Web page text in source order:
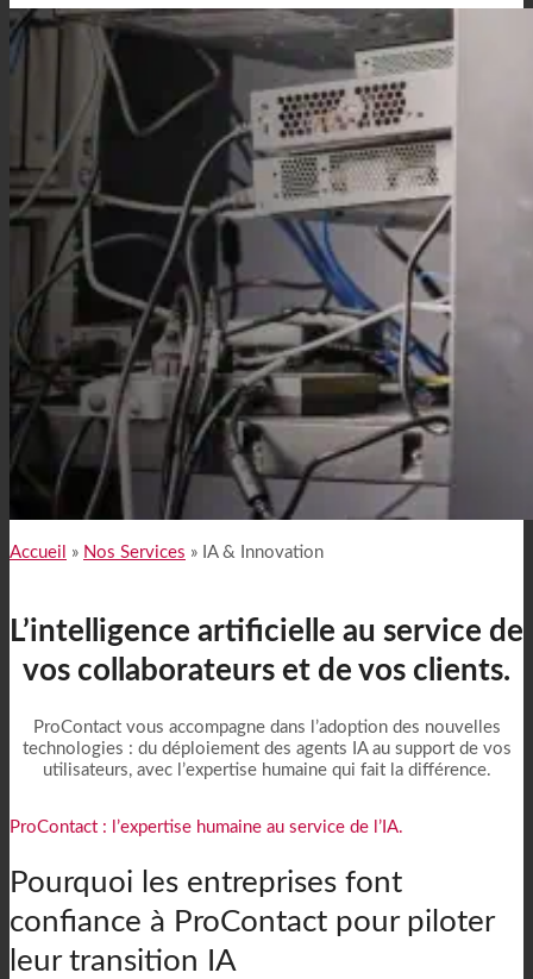
Accueil » Nos Services » IA & Innovation
L’intelligence artificielle au service de
vos collaborateurs et de vos clients.
ProContact vous accompagne dans l’adoption des nouvelles
technologies : du déploiement des agents IA au support de vos
utilisateurs, avec l’expertise humaine qui fait la différence.
ProContact : l’expertise humaine au service de l’IA.
Pourquoi les entreprises font
confiance à ProContact pour piloter
leur transition IA